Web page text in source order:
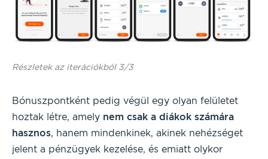
Részletek az iterációkból 3/3
Bónuszpontként pedig végül egy olyan felületet
hoztak létre, amely nem csak a diákok számára
hasznos, hanem mindenkinek, akinek nehézséget
jelent a pénzügyek kezelése, és emiatt olykor